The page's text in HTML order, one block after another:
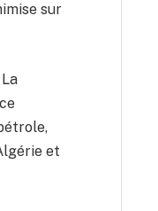
sur
et